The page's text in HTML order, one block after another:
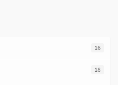
16
18